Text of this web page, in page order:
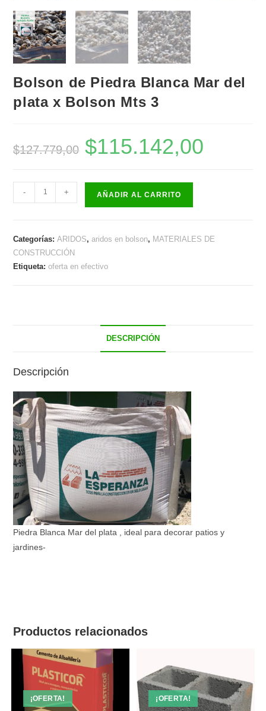
Bolson de Piedra Blanca Mar del
plata x Bolson Mts 3
$127.779,00
El
precio
original
$115.142,00
de
Mar
del
- + AÑADIR AL CARRITO
Categorías:ARIDOS,aridos en bolson, MATERIALES DE
CONSTRUCCIÓN
Etiqueta:oferta en efectivo
DESCRIPCIÓN
Descripción
Piedra Blanca Mar del plata , ideal para decorar patios y
jardines-
Productos relacionados
¡OFERTA! ¡OFERTA!